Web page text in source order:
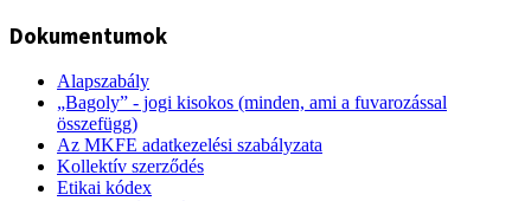
Dokumentumok
Alapszabály
„Bagoly” - jogi kisokos (minden, ami a fuvarozással
összefügg)
Az MKFE adatkezelési szabályzata
Kollektív szerződés
Etikai kódex